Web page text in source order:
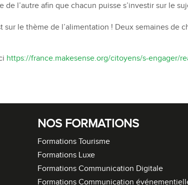
de l’autre afin que chacun puisse s’investir sur le
le thème de l’alimentation ! Deux semaines de
https://france.makesense.org/citoyens/s-engager/
NOS FORMATIONS
Formations Tourisme
Formations Luxe
Formations Communication Digitale
Formations Communication